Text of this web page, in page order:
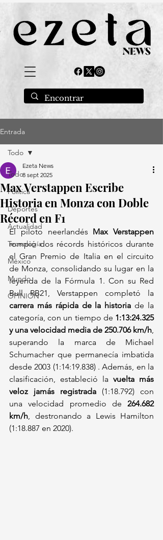
Entrada
Todo
Política
Deportes
Actualidad
Tecnología
México
Mundo
OPINIÓN
Todo
Max Verstappen Escribe
Historia en Monza con Doble
Récord en F1
Ezeta News
8 sept 2025
El piloto neerlandés Max Verstappen
rompió dos récords históricos durante
el Gran Premio de Italia en el circuito
de Monza, consolidando su lugar en la
leyenda de la Fórmula 1. Con su Red
carrera más rápida de la historia de la
categoría, con un tiempo de 1:13:24.325
y una velocidad media de 250.706 km/h,
superando la marca de Michael
Schumacher que permanecía imbatida
desde 2003 (1:14:19.838) . Además, en la
clasificación, estableció la vuelta más
veloz jamás registrada (1:18.792) con
una velocidad promedio de 264.682
km/h, destronando a Lewis Hamilton
(1:18.887 en 2020).